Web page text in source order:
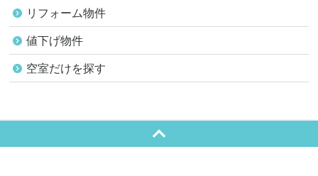
リフォーム物件
値下げ物件
空室だけを探す